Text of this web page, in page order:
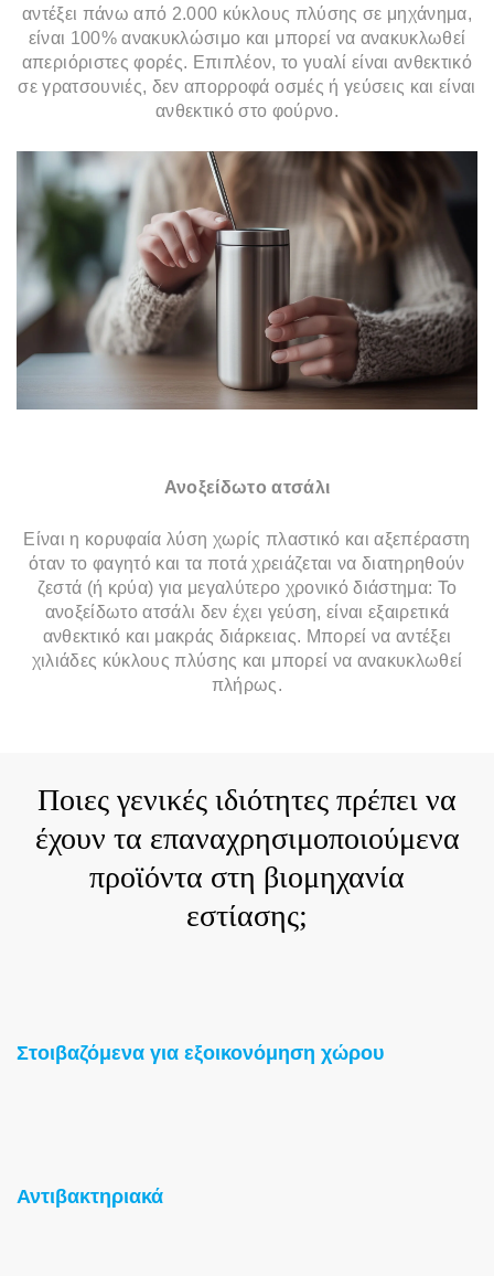
αντέξει πάνω από 2.000 κύκλους πλύσης σε μηχάνημα,
είναι 100% ανακυκλώσιμο και μπορεί να ανακυκλωθεί
απεριόριστες φορές. Επιπλέον, το γυαλί είναι ανθεκτικό
σε γρατσουνιές, δεν απορροφά οσμές ή γεύσεις και είναι
ανθεκτικό στο φούρνο.
Ανοξείδωτο ατσάλι
Είναι η κορυφαία λύση χωρίς πλαστικό και αξεπέραστη
όταν το φαγητό και τα ποτά χρειάζεται να διατηρηθούν
ζεστά (ή κρύα) για μεγαλύτερο χρονικό διάστημα: Το
ανοξείδωτο ατσάλι δεν έχει γεύση, είναι εξαιρετικά
ανθεκτικό και μακράς διάρκειας. Μπορεί να αντέξει
χιλιάδες κύκλους πλύσης και μπορεί να ανακυκλωθεί
πλήρως.
Ποιες γενικές ιδιότητες πρέπει να
έχουν τα επαναχρησιμοποιούμενα
προϊόντα στη βιομηχανία
εστίασης;
Στοιβαζόμενα για εξοικονόμηση χώρου
Αντιβακτηριακά